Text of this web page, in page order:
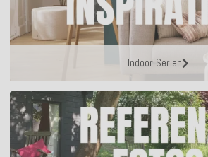
Indoor Serien